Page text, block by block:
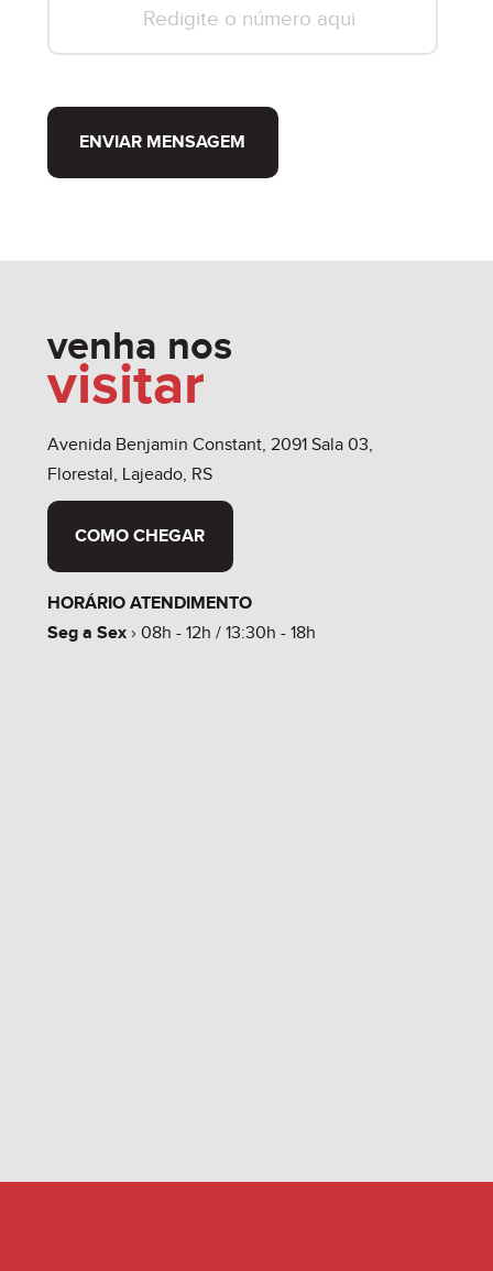
ENVIAR MENSAGEM
venha nos
visitar
Avenida Benjamin Constant, 2091 Sala 03,
Florestal, Lajeado, RS
COMO CHEGAR
HORÁRIO ATENDIMENTO
Seg a Sex› 08h - 12h / 13:30h - 18h